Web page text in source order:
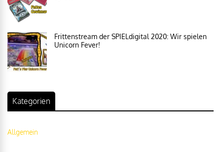
Frittenstream der SPIELdigital 2020: Wir spielen
Unicorn Fever!
Kategorien
Allgemein